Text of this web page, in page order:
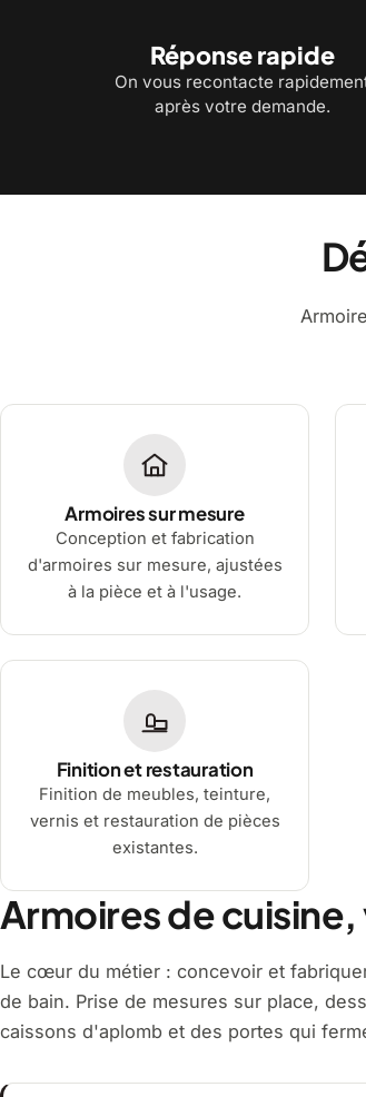
Réponse rapide
On vous recontacte
après votre demande.
Armoires sur mesure
Conception et fabrication
d'armoires sur mesure, ajustées
à la pièce et à l'usage.
Finition et restauration
Finition de meubles, teinture,
vernis et restauration de pièces
existantes.
Armoires de
Le cœur du métier : concevoir et
de bain. Prise de mesures sur place,
caissons d'aplomb et des portes qui